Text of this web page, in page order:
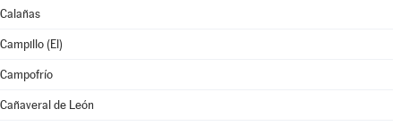
Calañas
Campillo (El)
Campofrío
Cañaveral de León